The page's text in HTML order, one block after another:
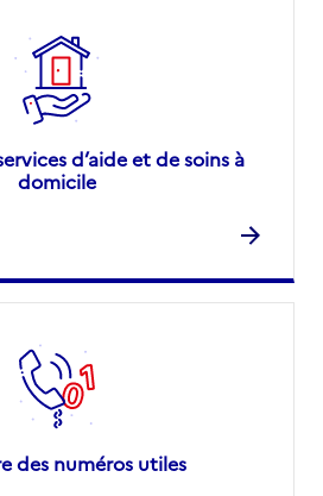
d’aide et de soins à
domicile
des numéros utiles